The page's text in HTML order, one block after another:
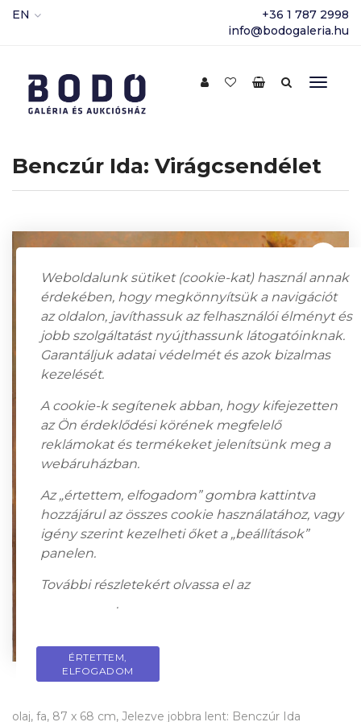
EN
+36 1 787 2998
info@bodogaleria.hu
Benczúr Ida: Virágcsendélet
olaj, fa, 87 x 68 cm, Jelezve jobbra lent: Benczúr Ida
Weboldalunk sütiket (cookie-kat) használ annak
érdekében, hogy megkönnyítsük a navigációt
az oldalon, javíthassuk az felhasználói élményt és
jobb szolgáltatást nyújthassunk látogatóinknak.
Garantáljuk adatai védelmét és azok bizalmas
kezelését.
A cookie-k segítenek abban, hogy kifejezetten
az Ön érdeklődési körének megfelelő
reklámokat és termékeket jelenítsünk meg a
webáruházban.
Az „értettem, elfogadom” gombra kattintva
hozzájárul az összes cookie használatához, vagy
igény szerint kezelheti őket a „beállítások”
panelen.
További részletekért olvassa el az
.
ÉRTETTEM,
ELFOGADOM